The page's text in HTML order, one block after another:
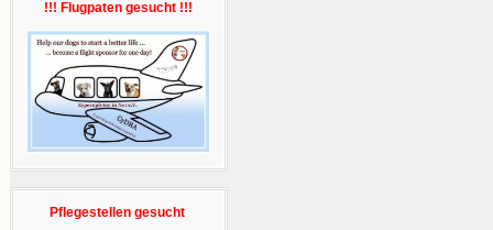
!!! Flugpaten gesucht !!!
Pflegestellen gesucht